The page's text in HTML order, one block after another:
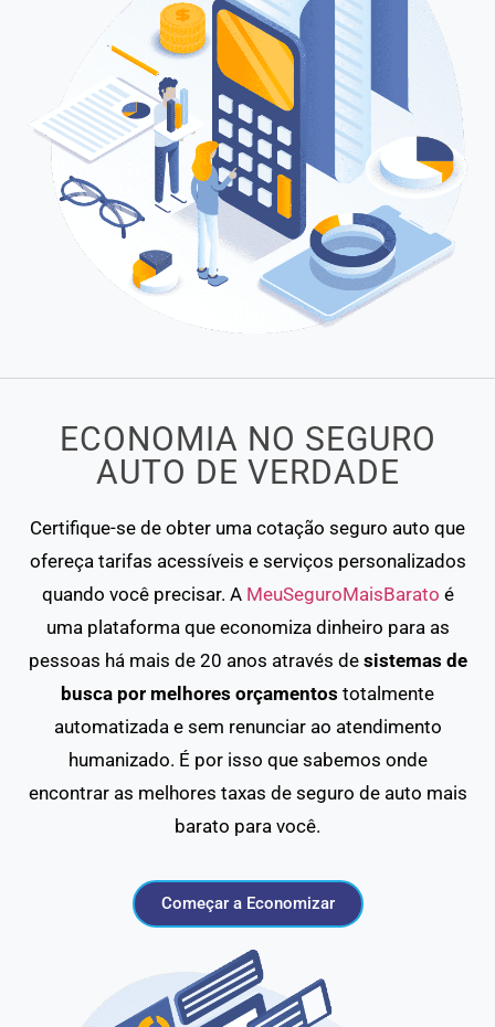
ECONOMIA NO SEGURO
AUTO DE VERDADE
Certifique-se de obter uma cotação seguro auto que
ofereça tarifas acessíveis e serviços personalizados
quando você precisar. A MeuSeguroMaisBarato é
uma plataforma que economiza dinheiro para as
pessoas há mais de 20 anos através de sistemas de
busca por melhores orçamentos totalmente
automatizada e sem renunciar ao atendimento
humanizado. É por isso que sabemos onde
encontrar as melhores taxas de seguro de auto mais
barato para você.
Começar a Economizar